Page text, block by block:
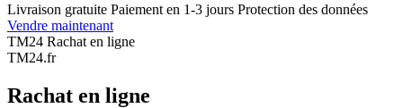
Livraison gratuite Paiement en 1-3 jours Protection des données
Vendre maintenant
TM24 Rachat en ligne
TM24.fr
Rachat en ligne